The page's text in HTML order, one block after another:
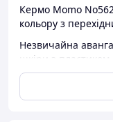
Кермо Momo
кольору з
Незвичайна
шкіри з
прекрасної моделі.